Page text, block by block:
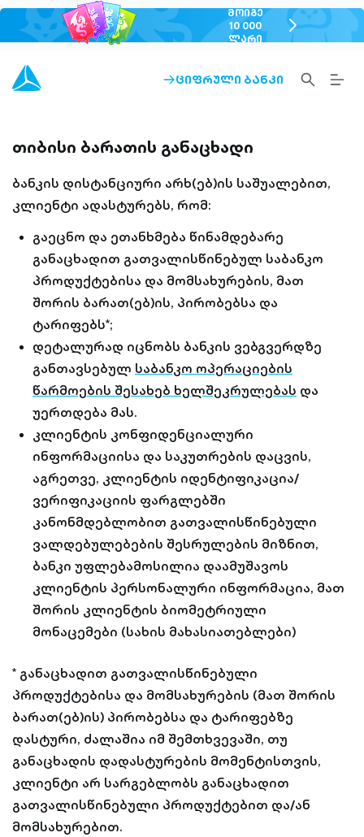
ᲛᲝᲘᲒᲔ
10 000
ᲚᲐᲠᲘ
chevron-
right-
ARROW-
ᲪᲘᲤᲠᲣᲚᲘ ᲑᲐᲜᲙᲘ
SEARCH-
OUTLINED
თიბისი ბარათის განაცხადი
ბანკის დისტანციური არხ(ებ)ის საშუალებით,
კლიენტი ადასტურებს, რომ:
გაეცნო და ეთანხმება წინამდებარე
განაცხადით გათვალისწინებულ საბანკო
პროდუქტებისა და მომსახურების, მათ
შორის ბარათ(ებ)ის, პირობებსა და
ტარიფებს*;
დეტალურად იცნობს ბანკის ვებგვერდზე
განთავსებულ საბანკო ოპერაციების
წარმოების შესახებ ხელშეკრულებას და
უერთდება მას.
კლიენტის კონფიდენციალური
ინფორმაციისა და საკუთრების დაცვის,
აგრეთვე, კლიენტის იდენტიფიკაცია/
ვერიფიკაციის ფარგლებში
კანონმდებლობით გათვალისწინებული
ვალდებულებების შესრულების მიზნით,
ბანკი უფლებამოსილია დაამუშავოს
კლიენტის პერსონალური ინფორმაცია, მათ
შორის კლიენტის ბიომეტრიული
მონაცემები (სახის მახასიათებლები)
* განაცხადით გათვალისწინებული
პროდუქტებისა და მომსახურების (მათ შორის
ბარათ(ებ)ის) პირობებსა და ტარიფებზე
დასტური, ძალაშია იმ შემთხვევაში, თუ
განაცხადის დადასტურების მომენტისთვის,
კლიენტი არ სარგებლობს განაცხადით
გათვალისწინებული პროდუქტებით და/ან
მომსახურებით.